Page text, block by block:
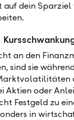
dein Sparziel
an den
sind sie
Aktien oder
Festgeld zu
in